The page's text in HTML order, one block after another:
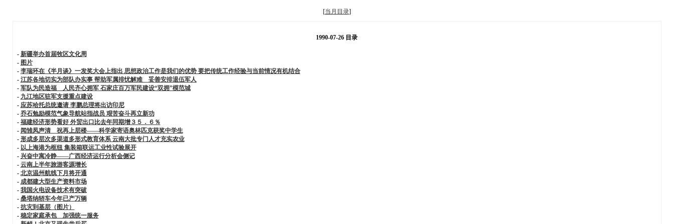
[当月目录]
1990-07-26 目录
- 新疆举办首届牧区文化周
- 图片
- 李瑞环在《半月谈》一发奖大会上指出 思想政治工作是我们的优势 要把传统工作经验与当前情况有机结合
- 江苏各地切实为部队办实事 帮助军属排忧解难 妥善安排退伍军人
- 军队为民造福 人民齐心拥军 石家庄百万军民建设“双拥”模范城
- 九江地区驻军支援重点建设
- 应苏哈托总统邀请 李鹏总理将出访印尼
- 乔石勉励模范气象导航站指战员 艰苦奋斗再立新功
- 福建经济形势看好 外贸出口比去年同期增３５．６％
- 闻雏凤声清 祝再上层楼——科学家寄语奥林匹克获奖中学生
- 形成多层次多渠道多形式教育体系 云南大批专门人才充实农业
- 以上海港为枢纽 集装箱联运工业性试验展开
- 兴奋中寓冷静——广西经济运行分析会侧记
- 云南上半年旅游客源增长
- 北京温州航线下月将开通
- 成都建大型生产资料市场
- 我国火电设备技术有突破
- 桑塔纳轿车今年已产万辆
- 抗灾到基层（图片）
- 稳定家庭承包 加强统一服务